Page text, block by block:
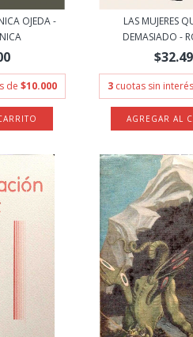
OJEDA -
de $10.000
LAS MUJERES
DEMASIADO -
3 cuotas sin